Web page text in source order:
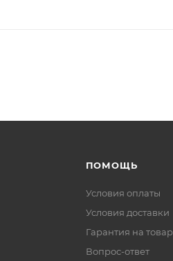
ПОМОЩЬ
Условия оплаты
Условия доставки
Гарантия на товар
Вопрос-ответ